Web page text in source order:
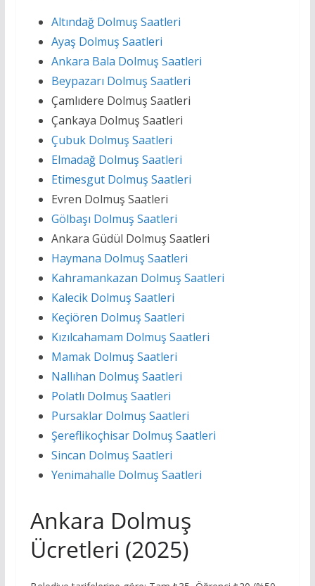
Altındağ Dolmuş Saatleri
Ayaş Dolmuş Saatleri
Ankara Bala Dolmuş Saatleri
Beypazarı Dolmuş Saatleri
Çamlıdere Dolmuş Saatleri
Çankaya Dolmuş Saatleri
Çubuk Dolmuş Saatleri
Elmadağ Dolmuş Saatleri
Etimesgut Dolmuş Saatleri
Evren Dolmuş Saatleri
Gölbaşı Dolmuş Saatleri
Ankara Güdül Dolmuş Saatleri
Haymana Dolmuş Saatleri
Kahramankazan Dolmuş Saatleri
Kalecik Dolmuş Saatleri
Keçiören Dolmuş Saatleri
Kızılcahamam Dolmuş Saatleri
Mamak Dolmuş Saatleri
Nallıhan Dolmuş Saatleri
Polatlı Dolmuş Saatleri
Pursaklar Dolmuş Saatleri
Şereflikoçhisar Dolmuş Saatleri
Sincan Dolmuş Saatleri
Yenimahalle Dolmuş Saatleri
Ankara Dolmuş
Ücretleri (2025)